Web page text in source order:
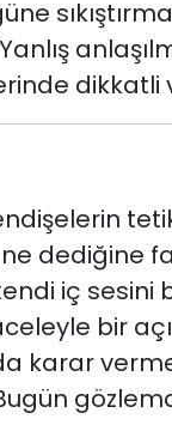
dikkatli
ne dediğine
iç sesini
bir
karar